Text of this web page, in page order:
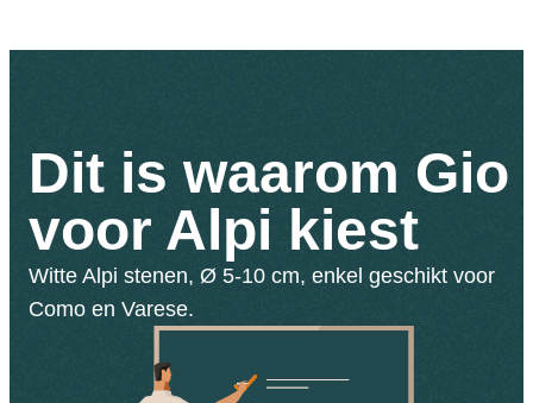
Dit is waarom Gio
voor Alpi kiest
Witte Alpi stenen, Ø 5-10 cm, enkel geschikt voor
Como en Varese.